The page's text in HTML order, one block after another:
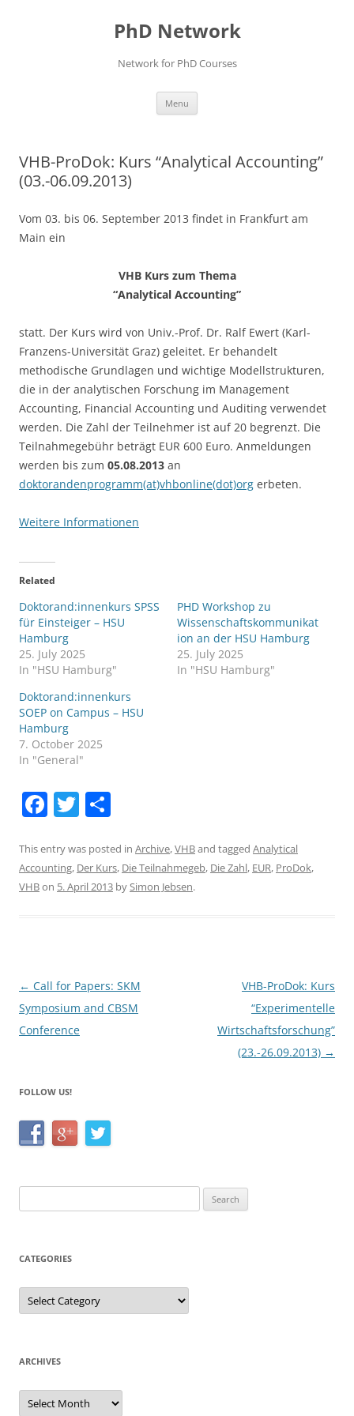
PhD Network
Network for PhD Courses
Menu
VHB-ProDok: Kurs “Analytical Accounting”
(03.-06.09.2013)
Vom 03. bis 06. September 2013 findet in Frankfurt am
Main ein
VHB Kurs zum Thema
“Analytical Accounting”
statt. Der Kurs wird von Univ.-Prof. Dr. Ralf Ewert (Karl-
Franzens-Universität Graz) geleitet. Er behandelt
methodische Grundlagen und wichtige Modellstrukturen,
die in der analytischen Forschung im Management
Accounting, Financial Accounting und Auditing verwendet
werden. Die Zahl der Teilnehmer ist auf 20 begrenzt. Die
Teilnahmegebühr beträgt EUR 600 Euro. Anmeldungen
werden bis zum 05.08.2013 an
doktorandenprogramm(at)vhbonline(dot)org erbeten.
Weitere Informationen
Related
Doktorand:innenkurs SPSS
für Einsteiger – HSU
Hamburg
25. July 2025
In "HSU Hamburg"
PHD Workshop zu
Wissenschaftskommunikat
ion an der HSU Hamburg
25. July 2025
In "HSU Hamburg"
Doktorand:innenkurs
SOEP on Campus – HSU
Hamburg
7. October 2025
In "General"
F
c
e
k
T
itt
er
ar
e
This entry was posted in Archive,VHBand tagged Analytical
Accounting, Der Kurs, Die Teilnahmegeb, Die Zahl, EUR, ProDok,
VHBon 5. April 2013 bySimon Jebsen.
Post
navigation
← Call for Papers: SKM
Symposium and CBSM
Conference
VHB-ProDok: Kurs
“Experimentelle
Wirtschaftsforschung”
(23.-26.09.2013) →
FOLLOW US!
for:
CATEGORIES
Categories
ARCHIVES
Archives